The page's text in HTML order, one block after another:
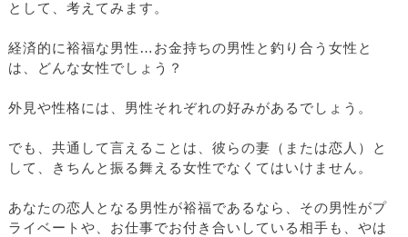
として、考えてみます。
経済的に裕福な男性…お金持ちの男性と釣り合う女性と
は、どんな女性でしょう？
外見や性格には、男性それぞれの好みがあるでしょう。
でも、共通して言えることは、彼らの妻（または恋人）と
して、きちんと振る舞える女性でなくてはいけません。
あなたの恋人となる男性が裕福であるなら、その男性がプ
ライベートや、お仕事でお付き合いしている相手も、やは